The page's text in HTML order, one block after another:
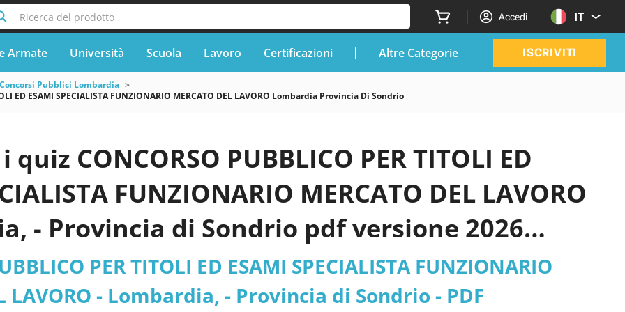
Ricerca del prodotto Accedi IT
Armate Università Scuola Lavoro Certificazioni Altre Categorie ISCRIVITI
Concorsi Pubblici Lombardia
ED ESAMI SPECIALISTA FUNZIONARIO MERCATO DEL LAVORO Lombardia Provincia Di Sondrio
CONCORSO PUBBLICO PER TITOLI ED
FUNZIONARIO MERCATO DEL LAVORO
- Provincia di Sondrio pdf versione 2026
PER TITOLI ED ESAMI SPECIALISTA FUNZIONARIO
LAVORO - Lombardia, - Provincia di Sondrio - PDF